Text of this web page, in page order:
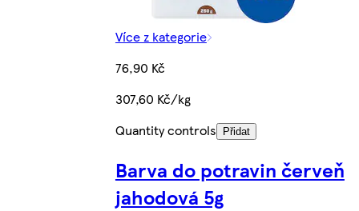
Více z kategorie
76,90 Kč
307,60 Kč/kg
Quantity controls
Přidat
Barva do potravin červeň
jahodová 5g